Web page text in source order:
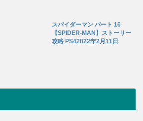
スパイダーマン パート 16
【SPIDER-MAN】ストーリー
攻略 PS42022年2月11日